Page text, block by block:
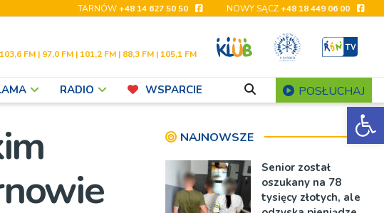
TARNÓW+48 14 627 50 50 NOWY SĄCZ+48 18 449 06 00
103,6 FM | 97,0 FM | 101,2 FM | 88,3 FM | 105,1 FM
RADIO WSPARCIE POSŁUCHAJ
NAJNOWSZE
Senior został
oszukany na 78
tysięcy złotych, ale